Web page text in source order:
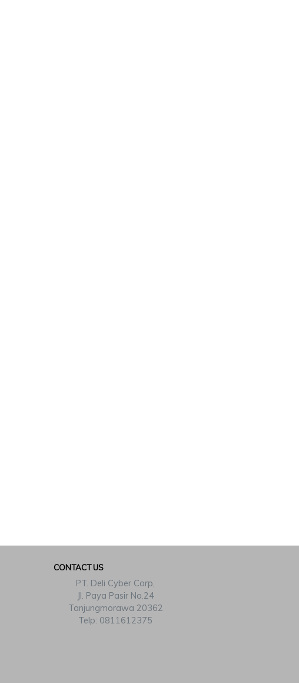
CONTACT US
PT. Deli Cyber Corp,
Jl. Paya Pasir No.24
Tanjungmorawa 20362
Telp: 0811612375